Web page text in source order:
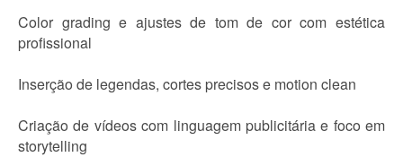
Color grading e ajustes de tom de cor com estética
profissional
Inserção de legendas, cortes precisos e motion clean
Criação de vídeos com linguagem publicitária e foco em
storytelling